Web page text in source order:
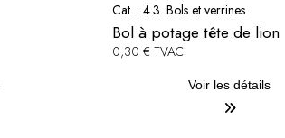
Cat. : 4.3. Bols et verrines
Bol à potage tête de lion
0,30 € TVAC
Voir les détails